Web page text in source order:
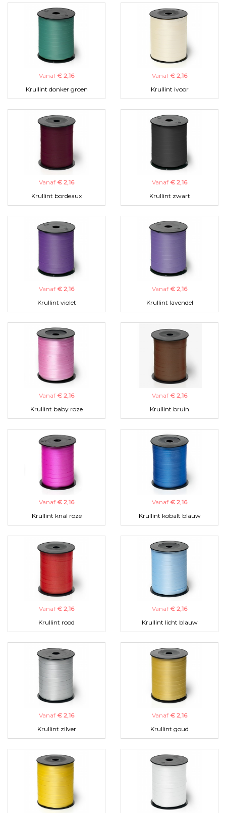
Vanaf € 2,16
Krullint donker groen
Vanaf € 2,16
Krullint ivoor
Vanaf € 2,16
Krullint bordeaux
Vanaf € 2,16
Krullint zwart
Vanaf € 2,16
Krullint violet
Vanaf € 2,16
Krullint lavendel
Vanaf € 2,16
Krullint baby roze
Vanaf € 2,16
Krullint bruin
Vanaf € 2,16
Krullint knal roze
Vanaf € 2,16
Krullint kobalt blauw
Vanaf € 2,16
Krullint rood
Vanaf € 2,16
Krullint licht blauw
Vanaf € 2,16
Krullint zilver
Vanaf € 2,16
Krullint goud